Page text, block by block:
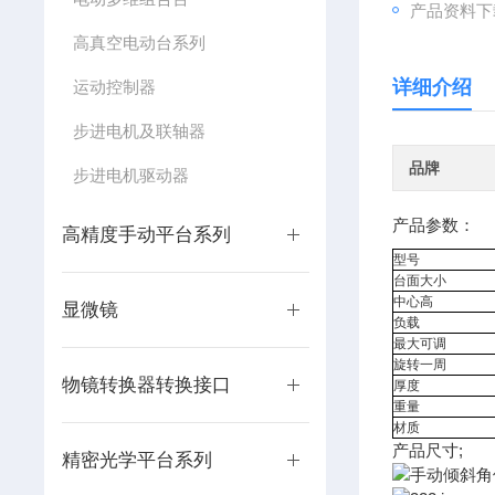
高真空电动台系列
运动控制器
步进电机及联轴器
步进电机驱动器
高精度手动平台系列
显微镜
物镜转换器转换接口
精密光学平台系列
产品资料
详细介绍
品牌
产品参数：
型号
台面大小
中心高
负载
最大可调
旋转一周
厚度
重量
材质
产品尺寸;